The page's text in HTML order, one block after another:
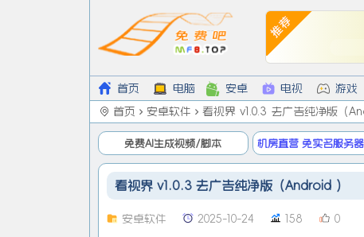
首页 电脑 安卓 电视 游戏
首页 安卓软件 看视界 v1.0.3 去广告纯净版（
免费AI生成视频/脚本 机房直营 免实名服务
看视界 v1.0.3 去广告纯净版（Android ）
安卓软件 2025-10-24 158 0